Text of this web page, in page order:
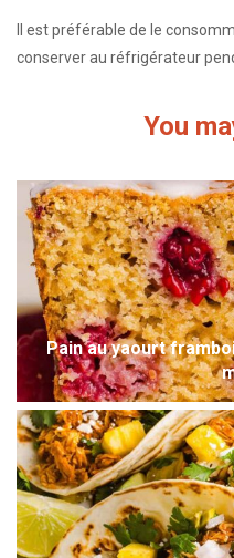
Il est préférable de le
conserver au réfrigérateur
You
Pain au yaourt